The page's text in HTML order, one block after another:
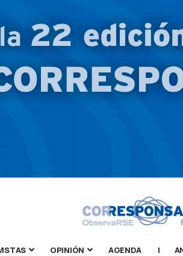
OPINIÓN AGENDA |